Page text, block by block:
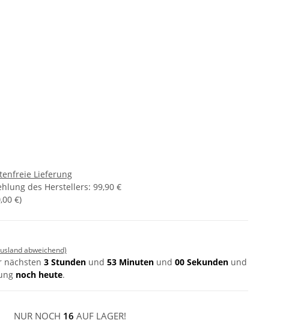
Lieferung
des Herstellers: 99,90 €
€)
abweichend)
nächsten 3 Stunden und 53 Minuten und 00 Sekunden und
noch heute.
NUR NOCH 16 AUF LAGER!